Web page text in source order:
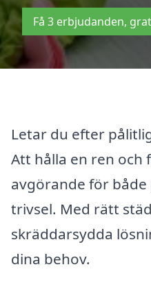
Få 3 erbjudanden,
Letar du efter
Att hålla en ren och
avgörande för
trivsel. Med rätt
skräddarsydda
dina behov.